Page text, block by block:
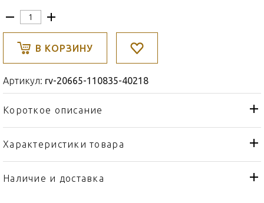
В КОРЗИНУ
Артикул: rv-20665-110835-40218
Короткое описание
Характеристики товара
Тип товара
Бокал
Бренд
Наличие и доставка